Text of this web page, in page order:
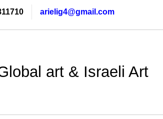
arielig4@gmail.com
art & Israeli Art